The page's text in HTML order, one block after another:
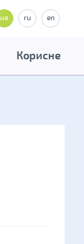
ua ru en
Корисне